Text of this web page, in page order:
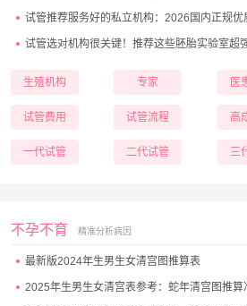
试管推荐服务好的私立机构：2026国内正规优
试管选对机构很关键！推荐这些胚胎实验室超
生殖机构 专家 医
试管费用 试管流程 高
一代试管 二代试管 三
不孕不育 精准分析病因
最新版2024年生男生女清宫图推算表
2025年生男生女清宫表参考：蛇年清宫图推算